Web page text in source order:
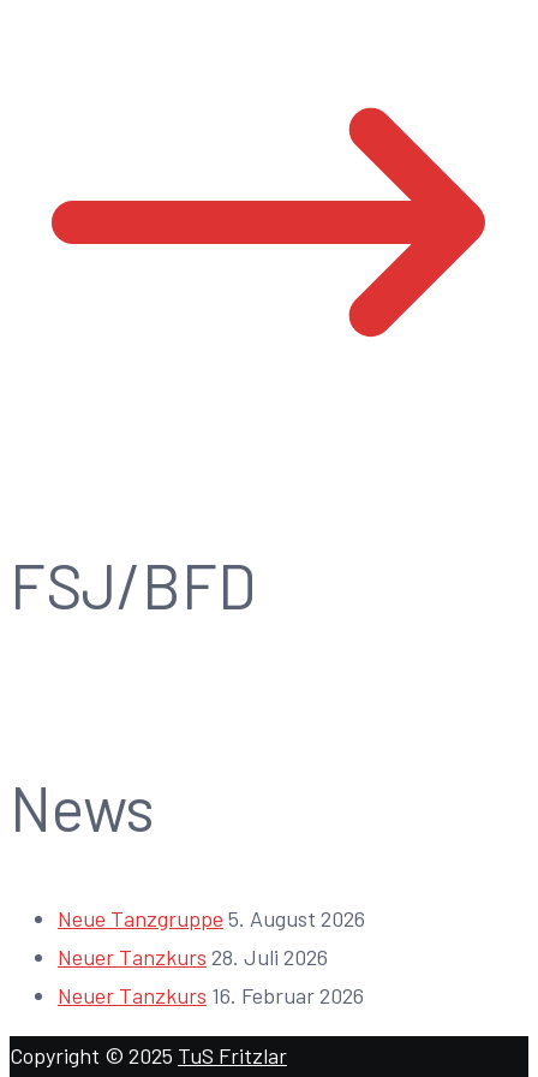
FSJ/BFD
News
Neue Tanzgruppe 5. August 2026
Neuer Tanzkurs 28. Juli 2026
Neuer Tanzkurs 16. Februar 2026
Copyright © 2025 TuS Fritzlar